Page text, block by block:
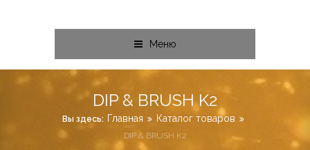
Меню
DIP & BRUSH K2
Вы здесь: Главная Каталог товаров
DIP & BRUSH K2